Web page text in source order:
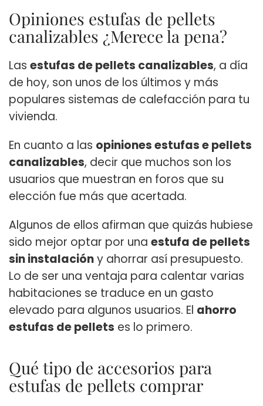
Opiniones estufas de pellets
canalizables ¿Merece la pena?
Las estufas de pellets canalizables, a día
de hoy, son unos de los últimos y más
populares sistemas de calefacción para tu
vivienda.
En cuanto a las opiniones estufas e pellets
canalizables, decir que muchos son los
usuarios que muestran en foros que su
elección fue más que acertada.
Algunos de ellos afirman que quizás hubiese
sido mejor optar por una estufa de pellets
sin instalacióny ahorrar así presupuesto.
Lo de ser una ventaja para calentar varias
habitaciones se traduce en un gasto
elevado para algunos usuarios. El ahorro
estufas de pellets es lo primero.
Qué tipo de accesorios para
estufas de pellets comprar